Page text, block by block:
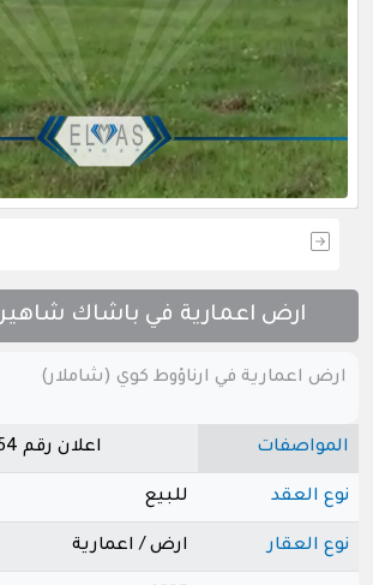
ارض اعمارية في باشاك
ارض اعمارية في ارناؤوط كوي (شاملار)
المواصفات اعلان رقم e54 - منذ 4 سنوات
نوع العقد للبيع
نوع العقار ارض / اعمارية